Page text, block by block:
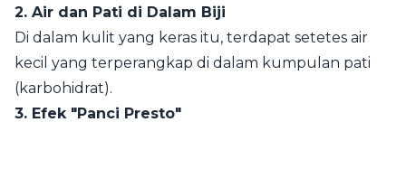
2. Air dan Pati di Dalam Biji
Di dalam kulit yang keras itu, terdapat setetes air
kecil yang terperangkap di dalam kumpulan pati
(karbohidrat).
3. Efek "Panci Presto"